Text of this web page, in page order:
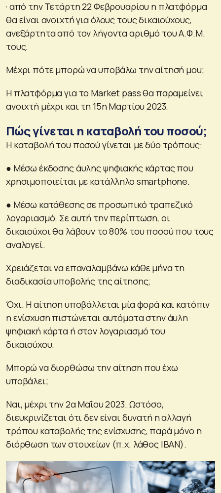
· από την Τετάρτη 22 Φεβρουαρίου η πλατφόρμα
θα είναι ανοιχτή για όλους τους δικαιούχους,
ανεξάρτητα από τον λήγοντα αριθμό του Α.Φ.Μ.
τους.
Μέχρι πότε μπορώ να υποβάλω την αίτησή μου;
Η πλατφόρμα για το Market pass θα παραμείνει
ανοιχτή μέχρι και τη 15η Μαρτίου 2023.
Πώς γίνεται η καταβολή του ποσού;
H καταβολή του ποσού γίνεται με δύο τρόπους:
● Mέσω έκδοσης άυλης ψηφιακής κάρτας που
χρησιμοποιείται με κατάλληλο smartphone.
● Μέσω κατάθεσης σε προσωπικό τραπεζικό
λογαριασμό. Σε αυτή την περίπτωση, οι
δικαιούχοι θα λάβουν το 80% του ποσού που τους
αναλογεί.
Χρειάζεται να επαναλαμβάνω κάθε μήνα τη
διαδικασία υποβολής της αίτησης;
Όχι. Η αίτηση υποβάλλεται μία φορά και κατόπιν
η ενίσχυση πιστώνεται αυτόματα στην άυλη
ψηφιακή κάρτα ή στον λογαριασμό του
δικαιούχου.
Μπορώ να διορθώσω την αίτηση που έχω
υποβάλει;
Ναι, μέχρι την 2α Μαΐου 2023. Ωστόσο,
διευκρινίζεται ότι δεν είναι δυνατή η αλλαγή
τρόπου καταβολής της ενίσχυσης, παρά μόνο η
διόρθωση των στοιχείων (π.χ. λάθος IBAN).